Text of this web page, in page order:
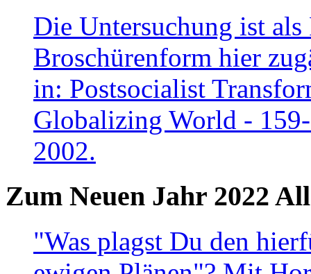
Die Untersuchung ist
Broschürenform hier
in: Postsocialist
Globalizing World -
2002.
Zum Neuen Jahr 2022
"Was plagst Du den